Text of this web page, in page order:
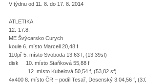
V týdnu od 11. 8. do 17. 8. 2014
ATLETIKA
12.-17.8.
ME Švýcarsko Curych
koule 6. místo Marcell 20,48 f
110př 5. místo Svoboda 13,63 f, (13,39sf)
disk 10. místo Staňková 55,88 f
12. místo Kubelová 50,54 f, (53,82 sf)
4x400 8. místo ČR – podíl Tesař, Desenský 3:04,56 f,